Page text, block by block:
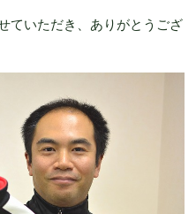
ていただき、ありがとうござ